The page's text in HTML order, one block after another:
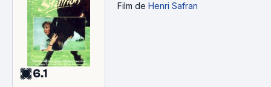
6.1
Film de Henri Safran